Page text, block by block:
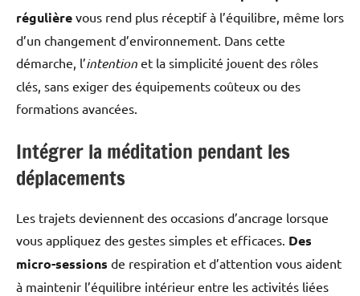
régulière vous rend plus réceptif à l’équilibre, même lors
d’un changement d’environnement. Dans cette
démarche, l’intention et la simplicité jouent des rôles
clés, sans exiger des équipements coûteux ou des
formations avancées.
Intégrer la méditation pendant les
déplacements
Les trajets deviennent des occasions d’ancrage lorsque
vous appliquez des gestes simples et efficaces. Des
micro-sessions de respiration et d’attention vous aident
à maintenir l’équilibre intérieur entre les activités liées